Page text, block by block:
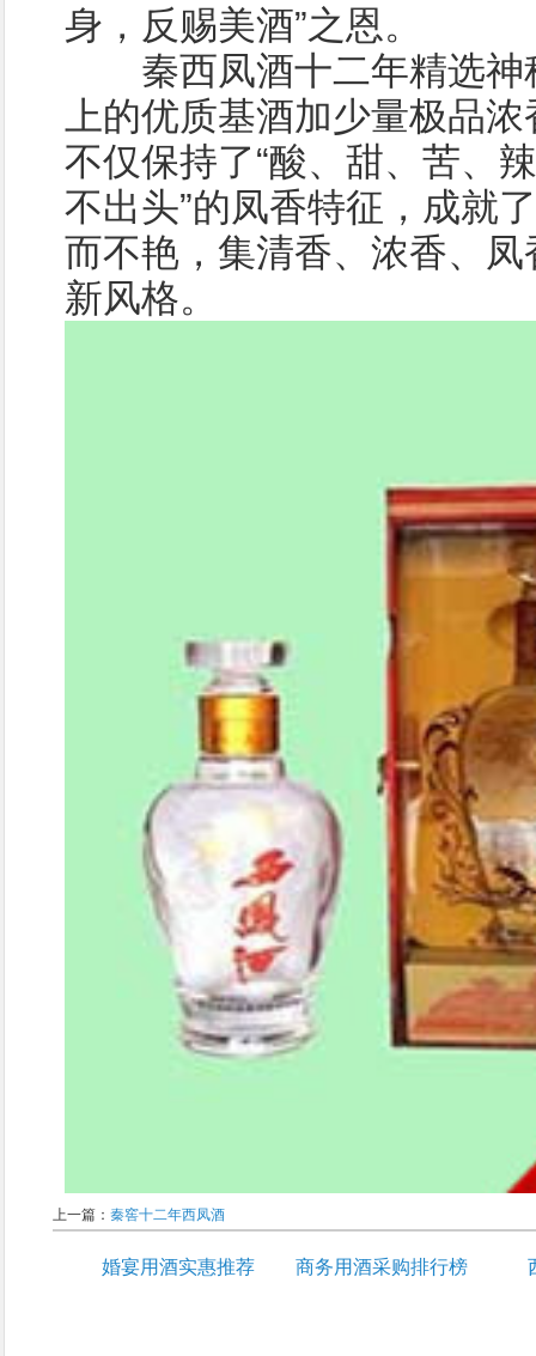
身，反赐美酒”之恩。
秦西凤酒十二年精选神
上的优质基酒加少量极品
不仅保持了“酸、甜、苦、
不出头”的凤香特征，成就
而不艳，集清香、浓香、凤
新风格。
上一篇： 秦窖十二年西凤酒
婚宴用酒实惠推荐 商务用酒采购排行榜